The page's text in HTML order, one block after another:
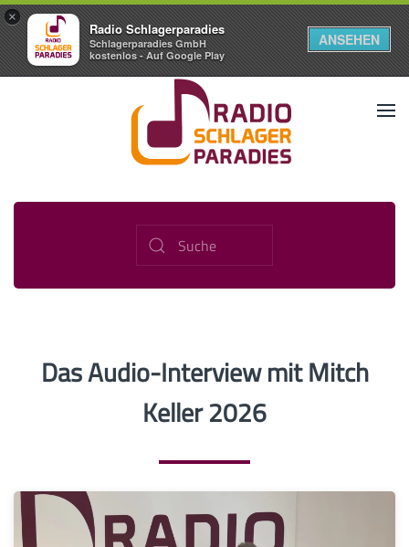
×
Radio Schlagerparadies
Schlagerparadies GmbH
kostenlos - Auf Google Play
ANSEHEN
Das Audio-Interview mit Mitch
Keller 2026